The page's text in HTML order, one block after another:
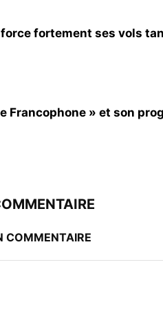
fortement ses vols
Francophone » et son
COMMENTAIRE